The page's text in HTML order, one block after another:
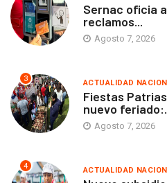
Sernac oficia
reclamos...
Agosto 7, 2026
3 ACTUALIDAD
Fiestas
nuevo
Agosto 7, 2026
4 ACTUALIDAD